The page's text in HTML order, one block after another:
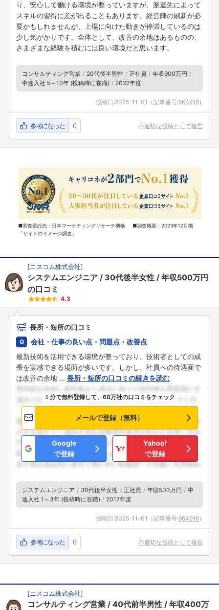
り、安心して働ける環境が整っていますが、派遣先によって
スキルの習得に差が出ることもあります。経営陣の刷新が必
要かもしれませんが、上場に向けた動きが停滞しているのは
少し気がかりです。全体として、改善の余地はあるものの、
さまざまな経験を積むには良い環境だと思います。
コンサルティング営業 20代後半男性 正社員
年収900万円
中途入社 5～10年 (投稿時に在職)
2022年度
投稿日:2025-11-01 （記事番号:964918）
参考になった 0 不適切な投稿として報告
■実査委託先：日本マーケティングリサーチ機構 ■調査概要：2023年12月期
「サイトのイメージ調査」
[ニスコム株式会社]
システムエンジニア 30代後半女性
年収500万円
の口コミ
4.3
長所・短所の口コミ
会社・仕事の良い点・問題点・改善点
最新技術を活用できる環境が整っており、技術者としての成
長を実感できる場面が多いです。しかし、社員への待遇面で
は改善の余地 ... 長所・短所の口コミの続きを読む
１分で無料登録して、60万社の口コミをチェック
メールで登録（無料）
Google
で登録
Yahoo!
で登録
システムエンジニア 30代後半女性 正社員 年収500万円
中
途入社 1～3年 (投稿時に在職)
2017年度
投稿日:2025-11-01 （記事番号:964916）
参考になった 0 不適切な投稿として報告
[ニスコム株式会社]
コンサルティング営業 40代前半男性
年収400万